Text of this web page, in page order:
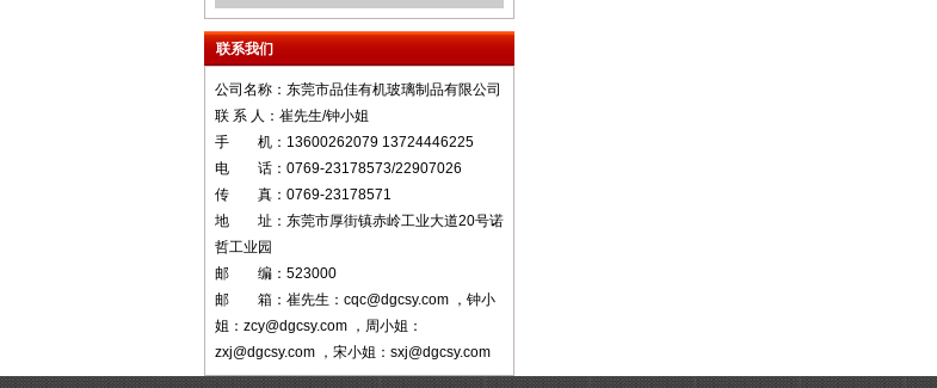
联系我们
公司名称：东莞市品佳有机玻璃制品有限公司
联 系 人：崔先生/钟小姐
手 机：13600262079 13724446225
电 话：0769-23178573/22907026
传 真：0769-23178571
地 址：东莞市厚街镇赤岭工业大道20号诺
哲工业园
邮 编：523000
邮 箱：崔先生：cqc@dgcsy.com ，钟小
姐：zcy@dgcsy.com ，周小姐：
zxj@dgcsy.com ，宋小姐：sxj@dgcsy.com